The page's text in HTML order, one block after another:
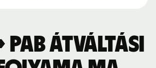
PAB átváltási